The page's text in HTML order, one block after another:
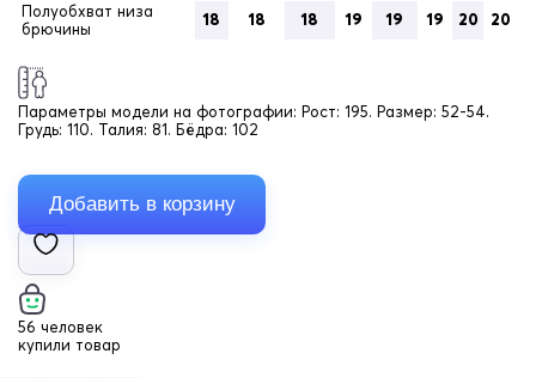
Полуобхват низа
брючины
18 18 18 19 19 19 20 20
Параметры модели на фотографии: Рост: 195. Размер: 52-54.
Грудь: 110. Талия: 81. Бёдра: 102
56 человек
купили товар